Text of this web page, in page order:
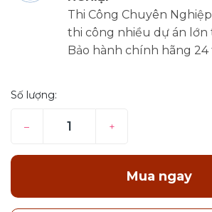
Thi Công Chuyên
thi công nhiều dự án lớn
Bảo hành chính hãng 24
Số lượng:
– +
Mua ngay